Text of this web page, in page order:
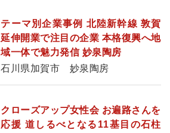
テーマ別企業事例 北陸新幹線 敦賀
延伸開業で注目の企業 本格復興へ地
域一体で魅力発信 妙泉陶房
石川県加賀市 妙泉陶房
クローズアップ女性会 お遍路さんを
応援 道しるべとなる11基目の石柱